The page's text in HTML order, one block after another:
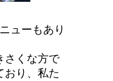
ューもあり
さくな方で
おり、私た